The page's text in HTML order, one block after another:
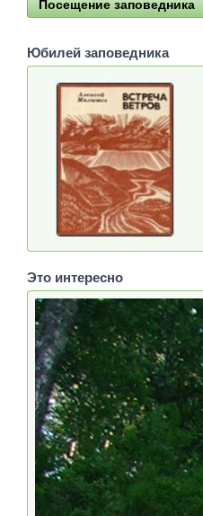
Посещение заповедника
Юбилей заповедника
Это интересно